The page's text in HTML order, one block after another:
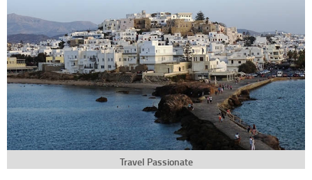
Travel Passionate